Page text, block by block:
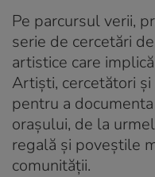
Pe parcursul verii,
serie de cercetări
artistice care
Artiști, cercetători
pentru a
orașului, de la
regală și poveștile
comunității.